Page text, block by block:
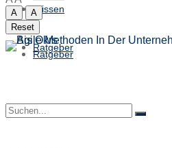
Ratgeber
Wissen
Ratgeber
A
A
Reset